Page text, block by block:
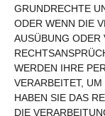
GRUNDRECHTE
ODER WENN DIE
AUSÜBUNG ODER
WERDEN IHRE
VERARBEITET,
HABEN SIE DAS
DIE